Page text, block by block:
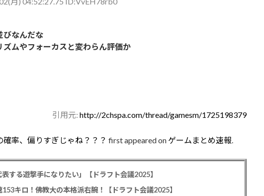
びなんだな
ムやフォーカスと変わらん評価か
引用元:http://2chspa.com/thread/gamesm/1725198379
確率、偏りすぎじゃね？？？ first appeared on ゲームまとめ速報.
する遊撃手になりたい」【ドラフト会議2025】
キロ！佛教大の本格派右腕！【ドラフト会議2025】